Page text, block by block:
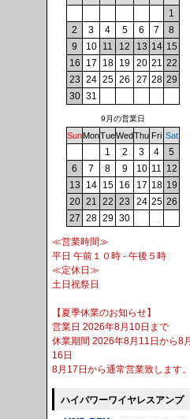
1
2
3 4 5 6 7
8
9
10 11 12 13 14 15
16
17 18 19 20 21 22
23 24 25 26 27 28 29
30 31
9月の営業日
SunMonTueWedThu Fri Sat
1 2 3 4
5
6
7 8 9 10 11 12
13
14 15 16 17 18 19
20 21 22 23 24 25 26
27 28 29 30
≪営業時間≫
平日 午前１０時 - 午後５時
≪定休日≫
土日祝祭日
【夏季休業のお知らせ】
営業日 2026年8月10日まで
休業期間 2026年8月11日から8月
16日
8月17日から通常営業致します。
ハイパワーワイヤレスアンプ